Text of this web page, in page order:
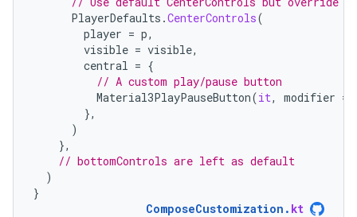
PlayerDefaults .CenterControls(
player = p,
visible = visible,
central = {
// A custom play/pause button
Material3PlayPauseButton(it, modifier =
},
)
},
// bottomControls are left as default
)
}
ComposeCustomization . kt